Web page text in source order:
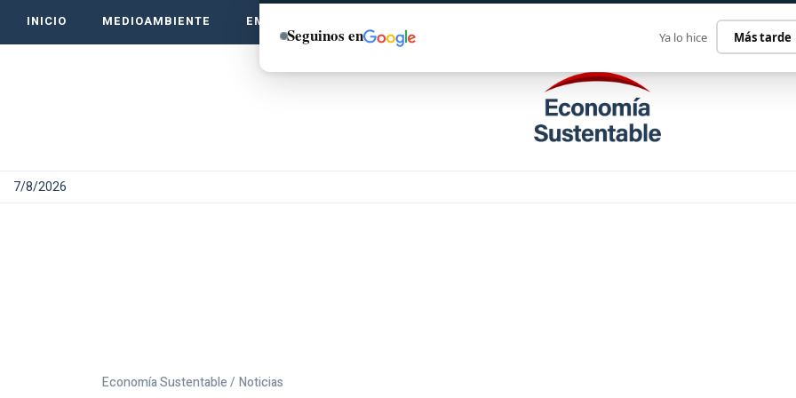
INICIO MEDIOAMBIENTE EMPRENDE VERDE
7/8/2026
Economía Sustentable / Noticias
Seguinos en Ya lo hice Más tarde